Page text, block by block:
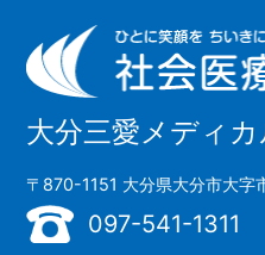
大分三愛メディ
〒870-1151 大分県大分市大字
097-541-1311